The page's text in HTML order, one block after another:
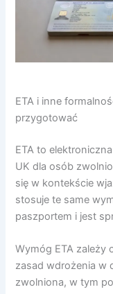
ETA i inne
przygotować
ETA to
UK dla osób
się w kontekście
stosuje te same
paszportem i jest
Wymóg ETA zależy
zasad wdrożenia w
zwolniona, w tym